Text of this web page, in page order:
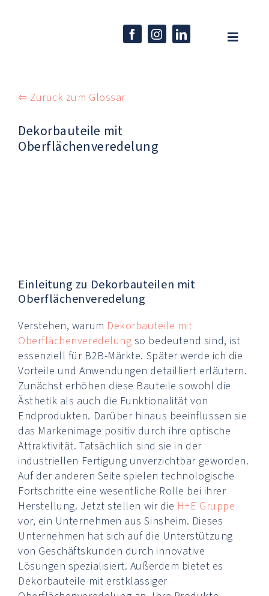
Toggle
Unternehmen
Kompetenzen
⇦ Zurück zum Glossar
Dekorbauteile mit
Oberflächenveredelung
Einleitung zu Dekorbauteilen mit
Oberflächenveredelung
Verstehen, warum Dekorbauteile mit
Oberflächenveredelung so bedeutend sind, ist
essenziell für B2B-Märkte. Später werde ich die
Vorteile und Anwendungen detailliert erläutern.
Zunächst erhöhen diese Bauteile sowohl die
Ästhetik als auch die Funktionalität von
Endprodukten. Darüber hinaus beeinflussen sie
das Markenimage positiv durch ihre optische
Attraktivität. Tatsächlich sind sie in der
industriellen Fertigung unverzichtbar geworden.
Auf der anderen Seite spielen technologische
Fortschritte eine wesentliche Rolle bei ihrer
Herstellung. Jetzt stellen wir die H+E Gruppe
vor, ein Unternehmen aus Sinsheim. Dieses
Unternehmen hat sich auf die Unterstützung
von Geschäftskunden durch innovative
Lösungen spezialisiert. Außerdem bietet es
Dekorbauteile mit erstklassiger